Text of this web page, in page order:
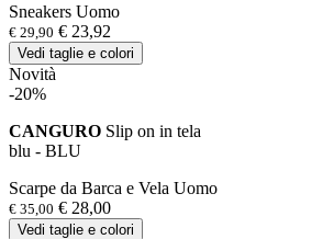
Sneakers Uomo
€ 29,90 € 23,92
Vedi taglie e colori
Novità
-20%
CANGURO Slip on in tela
blu - BLU
Scarpe da Barca e Vela Uomo
€ 35,00 € 28,00
Vedi taglie e colori